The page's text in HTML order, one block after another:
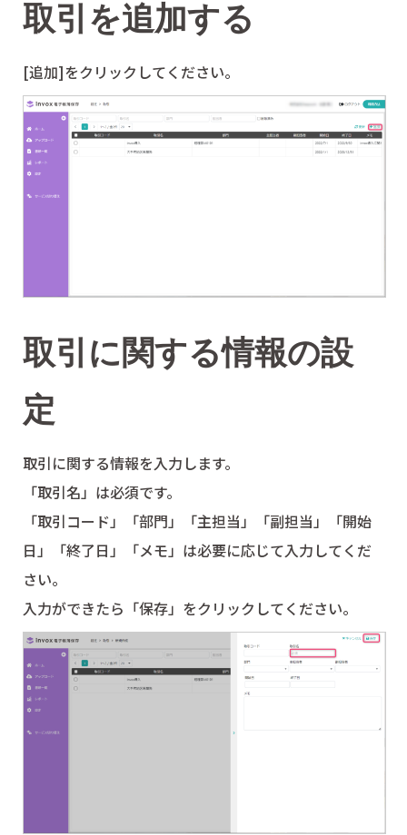
取引を追加する
[追加]をクリックしてください。
取引に関する情報の設
定
取引に関する情報を入力します。
「取引名」は必須です。
「取引コード」「部門」「主担当」「副担当」「開始
日」「終了日」「メモ」は必要に応じて入力してくだ
さい。
入力ができたら「保存」をクリックしてください。